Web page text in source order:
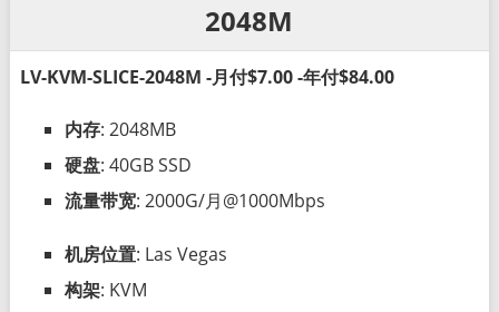
2048M
LV-KVM-SLICE-2048M -月付$7.00 -年付$84.00
内存: 2048MB
硬盘: 40GB SSD
流量带宽: 2000G/月@1000Mbps
机房位置: Las Vegas
构架: KVM